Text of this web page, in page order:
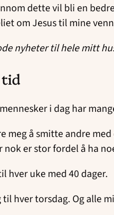
dette vil bli en
om Jesus til mine
nyheter til hele mitt
tid
i dag har
meg å smitte andre
nok er stor fordel å ha
hver uke med 40 dager.
til hver torsdag. Og alle